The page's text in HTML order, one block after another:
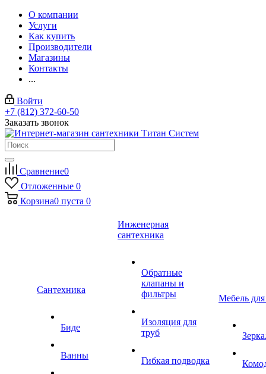
О компании
Услуги
Как купить
Производители
Магазины
Контакты
...
Войти
+7 (812) 372-60-50
Заказать звонок
Сравнение0
Отложенные 0
Корзина0 пуста 0
Сантехника
Биде
Ванны
Инженерная
сантехника
Обратные
клапаны и
фильтры
Изоляция для
труб
Гибкая подводка
Мебель